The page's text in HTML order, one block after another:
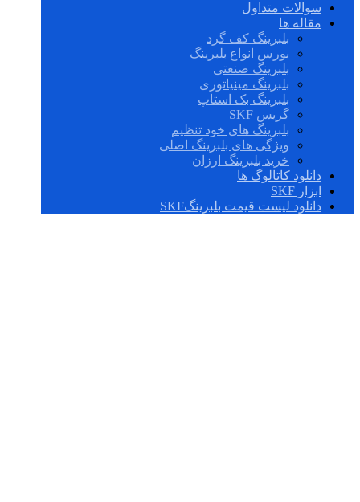
سوالات متداول
مقاله ها
بلبرینگ کف گرد
بورس انواع بلبرینگ
بلبرینگ صنعتی
بلبرینگ مینیاتوری
بلبرینگ بک استاپ
گریس SKF
بلبرینگ های خود تنظیم
ویژگی های بلبرینگ اصلی
خرید بلبرینگ ارزان
دانلود کاتالوگ ها
ابزار SKF
دانلود لیست قیمت بلبرینگSKF